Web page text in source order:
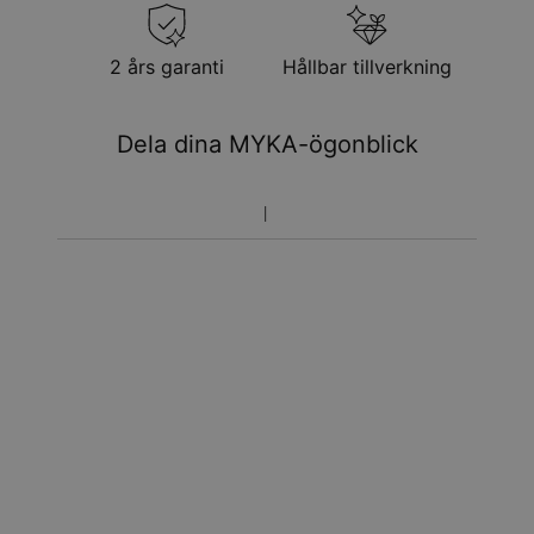
2 års garanti Hållbar tillverkning
Dela dina MYKA-ögonblick